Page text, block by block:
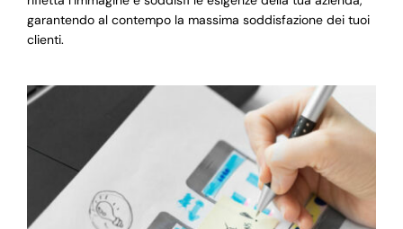
garantendo al contempo la massima soddisfazione dei tuoi
clienti.